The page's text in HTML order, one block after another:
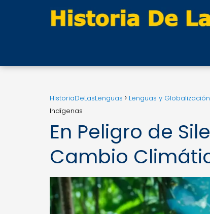
HistoriaDeLasLenguas Lenguas y Globalización
Indígenas
En Peligro de
Cambio